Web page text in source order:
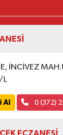
İNCİVEZ
L
Al 0 (372)
ECZANESİ